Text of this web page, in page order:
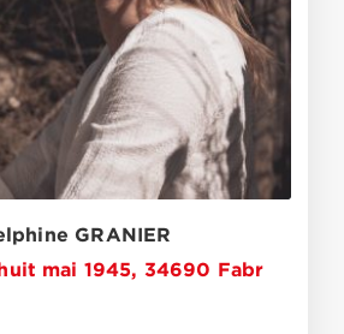
GRANIER
mai 1945, 34690 Fabr